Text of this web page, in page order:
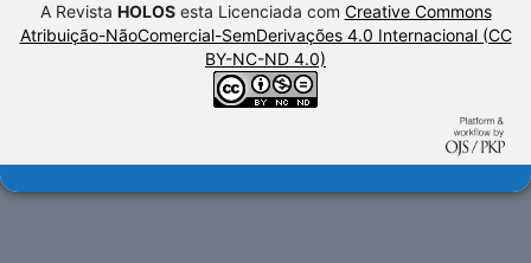
A Revista HOLOSesta Licenciada com Creative Commons
Atribuição-NãoComercial-SemDerivações 4.0 Internacional (CC
BY-NC-ND 4.0)